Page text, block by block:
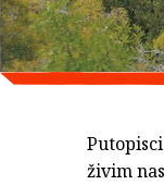
živim